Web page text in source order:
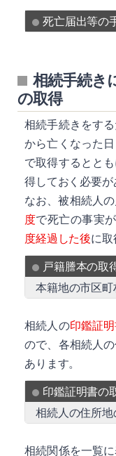
死亡届出等の
相続手続き
の取得
相続手続きをす
から亡くなった
で取得するとと
得しておく必要が
なお、被相続人の
度で死亡の事実
度経過した後に取
戸籍謄本の取
本籍地の市区
相続人の印鑑証
ので、各相続人
あります。
印鑑証明書の
相続人の住所
相続関係を一覧